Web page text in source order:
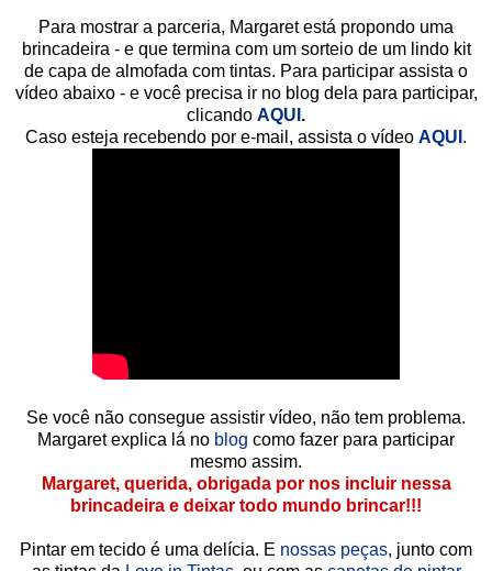
Para mostrar a parceria, Margaret está propondo uma
brincadeira - e que termina com um sorteio de um lindo kit
de capa de almofada com tintas. Para participar assista o
vídeo abaixo - e você precisa ir no blog dela para participar,
clicando AQUI .
Caso esteja recebendo por e-mail, assista o vídeo AQUI .
Se você não consegue assistir vídeo, não tem problema.
Margaret explica lá no blog como fazer para participar
mesmo assim.
Margaret, querida, obrigada por nos incluir nessa
brincadeira e deixar todo mundo brincar!!!
Pintar em tecido é uma delícia. E nossas peças, junto com